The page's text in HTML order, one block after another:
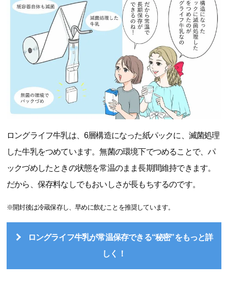
ロングライフ牛乳は、6層構造になった紙パックに、滅菌処理
した牛乳をつめています。無菌の環境下でつめることで、パ
ックづめしたときの状態を常温のまま長期間維持できます。
だから、保存料なしでもおいしさが長もちするのです。
※開封後は冷蔵保存し、早めに飲むことを推奨しています。
ロングライフ牛乳が常温保存できる“秘密”をもっと詳
しく！